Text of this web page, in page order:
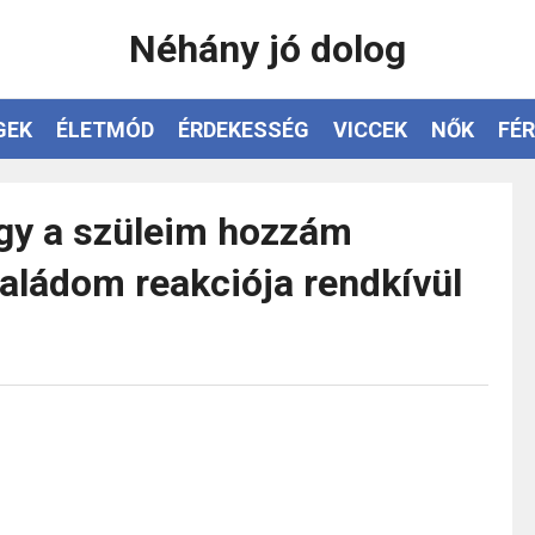
Néhány jó dolog
ÉLETMÓD ÉRDEKESSÉG VICCEK NŐK
a szüleim hozzám
reakciója rendkívül